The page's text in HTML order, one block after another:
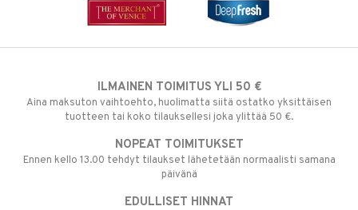
ILMAINEN TOIMITUS YLI 50 €
Aina maksuton vaihtoehto, huolimatta siitä ostatko yksittäisen
tuotteen tai koko tilauksellesi joka ylittää 50 €.
NOPEAT TOIMITUKSET
Ennen kello 13.00 tehdyt tilaukset lähetetään normaalisti samana
päivänä
EDULLISET HINNAT